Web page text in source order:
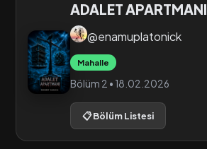
ADALET APARTMANI
@enamuplatonick
Mahalle
Bölüm 2 • 18.02.2026
📋 Bölüm Listesi